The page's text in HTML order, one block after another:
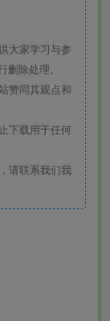
大家学习与参
删除处理。
赞同其观点和
下载用于任何
请联系我们我